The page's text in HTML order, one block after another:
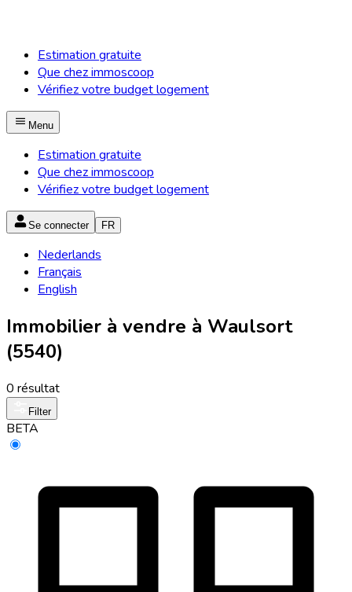
Estimation gratuite
Que chez immoscoop
Vérifiez votre budget logement
Menu
Estimation gratuite
Que chez immoscoop
Vérifiez votre budget logement
Se connecter FR
Nederlands
Français
English
Immobilier à vendre à Waulsort
(5540)
0 résultat
Filter
BETA